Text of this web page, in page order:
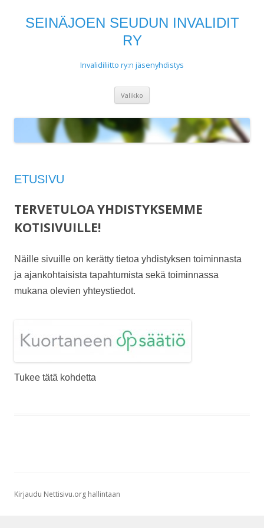
SEINÄJOEN SEUDUN INVALIDIT
RY
Invalidiliitto ry:n jäsenyhdistys
Valikko
ETUSIVU
TERVETULOA YHDISTYKSEMME
KOTISIVUILLE!
Näille sivuille on kerätty tietoa yhdistyksen toiminnasta
ja ajankohtaisista tapahtumista sekä toiminnassa
mukana olevien yhteystiedot.
Tukee tätä kohdetta
Kirjaudu Nettisivu.org hallintaan